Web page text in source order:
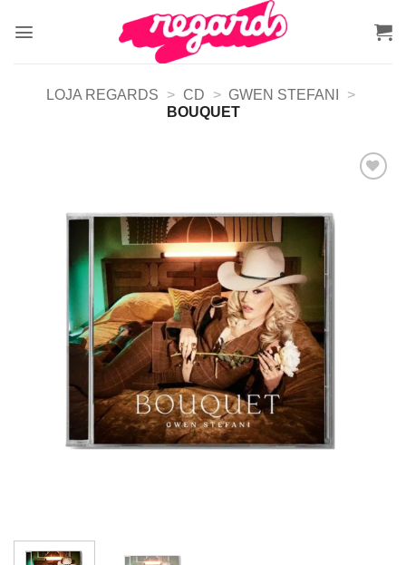
LOJA REGARDS > CD > GWEN STEFANI
>
BOUQUET
a lista de